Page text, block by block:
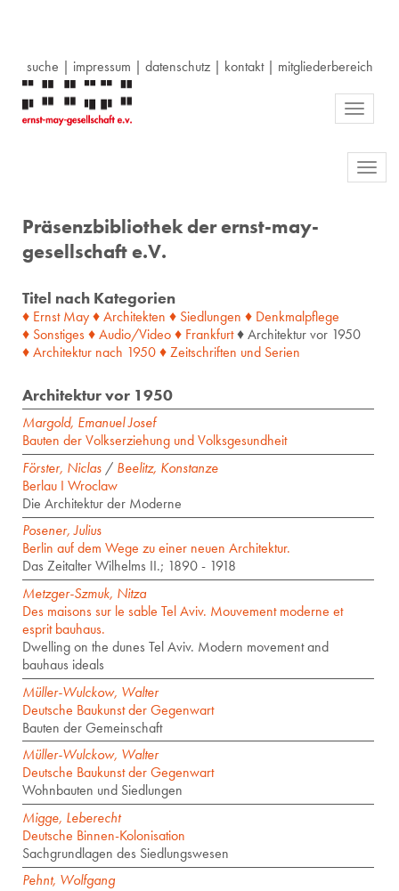
suche | impressum | datenschutz| kontakt| mitgliederbereich
Toggle
Präsenzbibliothek der ernst-may-
gesellschaft e.V.
Titel nach Kategorien
♦ Ernst May♦ Architekten ♦ Siedlungen ♦ Denkmalpflege
♦ Sonstiges♦ Audio/Video♦ Frankfurt♦ Architektur vor 1950
♦ Architektur nach 1950♦ Zeitschriften und Serien
Architektur vor 1950
Margold, Emanuel Josef
Bauten der Volkserziehung und Volksgesundheit
Förster, Niclas / Beelitz, Konstanze
Berlau I Wroclaw
Die Architektur der Moderne
Posener, Julius
Berlin auf dem Wege zu einer neuen Architektur.
Das Zeitalter Wilhelms II.; 1890 - 1918
Metzger-Szmuk, Nitza
Des maisons sur le sable Tel Aviv. Mouvement moderne et
esprit bauhaus.
Dwelling on the dunes Tel Aviv. Modern movement and
bauhaus ideals
Müller-Wulckow, Walter
Deutsche Baukunst der Gegenwart
Bauten der Gemeinschaft
Müller-Wulckow, Walter
Deutsche Baukunst der Gegenwart
Wohnbauten und Siedlungen
Migge, Leberecht
Deutsche Binnen-Kolonisation
Sachgrundlagen des Siedlungswesen
Pehnt, Wolfgang